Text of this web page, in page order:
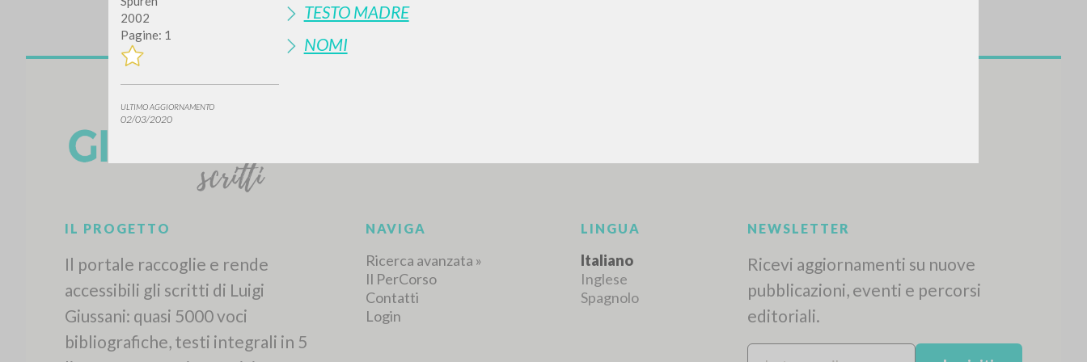
2002
Pagine: 1
ULTIMO AGGIORNAMENTO
02/03/2020
TESTO MADRE
NOMI
IL PROGETTO
Il portale raccoglie e rende
NAVIGA LINGUA NEWSLETTER
Ricevi aggiornamenti su nuove